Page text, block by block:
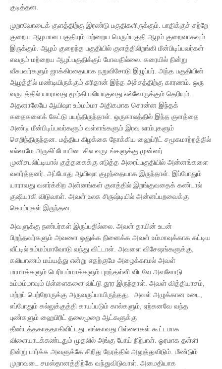
குடித்தன.
முறாவோடைக் குளத்திற்கு இரண்டு பகுதிகளிருக்கும். பாதிக்குச் சற்றே
குறைய ஆழமான பகுதியும் மற்றைய பெரும்பகுதி ஆழம் குறைவாகவும்
இருக்கும். ஆழம் குறைந்த பகுதியில் குளத்திலிறங்கி மீன்பிடிப்பவர்கள்
எவரும் மற்றைய ஆழப்பகுதிக்குப் போவதில்லை. கரையில் நின்று
வீசுபவர்களும் ஜாக்கிரதையாக நறுவிசோடு இழுப்பர். அந்த பகுதியின்
ஆழத்தில் மண்டியிருக்கும் சுரிதான் இந்த அச்சத்திற்கு காரணம். ஒரு
வருடத்தில் யாராவது மூழ்கி பலியாகுவது எல்லோருக்கும் தெரியும்.
அதனாலேயே ஆயிஷா உம்மம்மா அதிகமாக சொன்ன இந்தக்
கதைகளைக் கேட்டு பயந்திருந்தாள். ஒருகாலத்தில் இந்த குளத்தை
அண்டி மீன்பிடிப்பவர்களும் வள்ளங்களும் இரவு லாம்புகளும்
செறிந்திருந்தன. மத்திய கிழக்கை நோக்கிய ஹைப்ரிட் சமூகமாற்றத்தில்
எல்லாமே அருகிப்போயின. சில வருடங்களுக்கு முன்னர்
முனிசபலிட்டியால் குத்தகைக்கு எடுத்த அரைப்பகுதியில் அன்னங்களை
வளர்த்தனர். அப்போது ஆயிஷா குழந்தையாக இருந்தாள். இப்போதும்
யாராவது வளர்க்கிற அன்னங்கள் குளத்தில் இறங்குவதைக் கண்டால்
குஷியாகி விடுவாள். அவள் உலக சிருஷ்டியில் அன்னப்பறவைக்கு
கொம்புகள் இருந்தன.
அவளுக்கு நண்பர்கள் இருப்பதில்லை. அவள் தாயின் உடன்
பிறந்தவர்களும் அவளை ஒதுக்க நினைக்க அவள் உம்மாவுக்காக கட்டிய
வீட்டில் உம்மம்மாவோடு வந்து விட்டாள். அவளை விசேஷங்களுக்கு,
கலியாணம் மய்யத்து என்று எதற்குமே அழைக்காமல் அவள்
மாமாக்களும் பெரியம்மாக்களும் புறந்தள்ளி விடவே அவளோடு
உம்மம்மாவும் பிள்ளைகளை விட்டு தூர இருந்தாள். அவள் வித்தியாசம்,
மற்றப் பெற்றோருக்கு அருவருப்பாயிருந்தது. அவள் அழுக்கான உடை,
எப்போதும் கல்லுக்குத்தி காயப்படும் கால்களும், ஏற்கனவே வந்த
புண்களும் ஹைபிரிட் தலைமுறை ஆட்களுக்கு
தீண்டத்தகாததாகிவிட்டது. எங்காவது பிள்ளைகள் கூட்டமாக
விளையாடக்கண்டதும் முதலில் அங்கு போய் நிற்பாள். ஓரமாக தள்ளி
நின்று பார்க்க அவளுக்கே சிறிது நேரத்தில் அலுத்துவிடும். மீண்டும்
முறாவடை சமஸ்தானத்திற்கே வந்துவிடுவாள். அமைதியாக